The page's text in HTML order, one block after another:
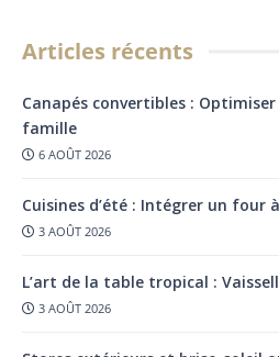
Articles récents
Canapés convertibles : Optimiser
famille
6 AOÛT 2026
Cuisines d’été : Intégrer un four
3 AOÛT 2026
L’art de la table tropical :
3 AOÛT 2026